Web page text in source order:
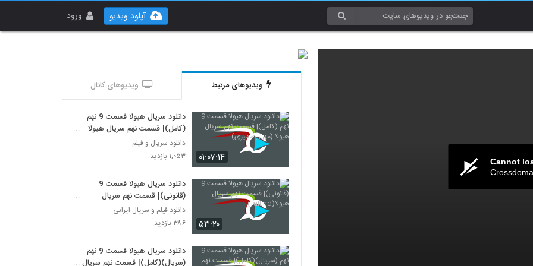
ورود آپلود ویدیو
Cannot
ویدیوهای مرتبط ویدیوهای کانال
۰۱:۰۷:۱۴
دانلود سریال هیولا قسمت 9 نهم
(کامل)| قسمت نهم سریال هیولا
(مهران مدیری)
دانلود سریال و فیلم
۱,۰۵۳ بازدید
۵۳:۲۰
دانلود سریال هیولا قسمت 9
(قانونی)| قسمت نهم سریال
هیولا(full hd)
دانلود فیلم و سریال ایرانی
۳۸۶ بازدید
دانلود سریال هیولا قسمت 9 نهم
(سریال)(کامل)| قسمت نهم سریال